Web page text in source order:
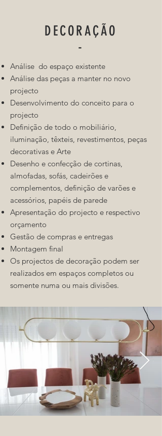
DECORAÇÃO
-
Análise do espaço existente
Análise das peças a manter no novo
projecto
Desenvolvimento do conceito para o
projecto
Definição de todo o mobiliário,
iluminação, têxteis, revestimentos, peças
decorativas e Arte
Desenho e confecção de cortinas,
almofadas, sofás, cadeirões e
complementos, definição de varões e
acessórios, papéis de parede
Apresentação do projecto e respectivo
orçamento
Gestão de compras e entregas
Montagem final
Os projectos de decoração podem ser
realizados em espaços completos ou
somente numa ou mais divisões.